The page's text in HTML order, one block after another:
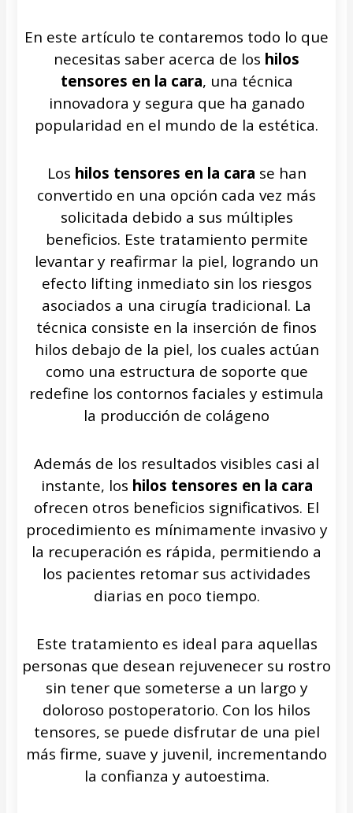
En este artículo te contaremos todo lo que
necesitas saber acerca de los hilos
tensores en la cara, una técnica
innovadora y segura que ha ganado
popularidad en el mundo de la estética.
Los hilos tensores en la cara se han
convertido en una opción cada vez más
solicitada debido a sus múltiples
beneficios. Este tratamiento permite
levantar y reafirmar la piel, logrando un
efecto lifting inmediato sin los riesgos
asociados a una cirugía tradicional. La
técnica consiste en la inserción de finos
hilos debajo de la piel, los cuales actúan
como una estructura de soporte que
redefine los contornos faciales y estimula
la producción de colágeno
Además de los resultados visibles casi al
instante, los hilos tensores en la cara
ofrecen otros beneficios significativos. El
procedimiento es mínimamente invasivo y
la recuperación es rápida, permitiendo a
los pacientes retomar sus actividades
diarias en poco tiempo.
Este tratamiento es ideal para aquellas
personas que desean rejuvenecer su rostro
sin tener que someterse a un largo y
doloroso postoperatorio. Con los hilos
tensores, se puede disfrutar de una piel
más firme, suave y juvenil, incrementando
la confianza y autoestima.